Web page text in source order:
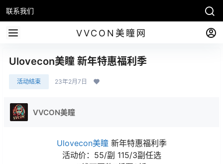
联系我们
VVCON美瞳网
Ulovecon美瞳 新年特惠福利季
活动结束 23年2月7日
VVCON美瞳
Ulovecon美瞳新年特惠福利季
活动价：55/副 115/3副任选